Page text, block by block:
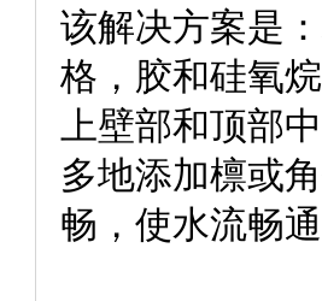
该解决方案是
格，胶和硅氧
上壁部和顶部
多地添加檩或
畅，使水流畅